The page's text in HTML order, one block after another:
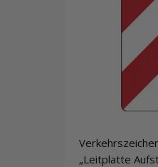
„Leitplatte